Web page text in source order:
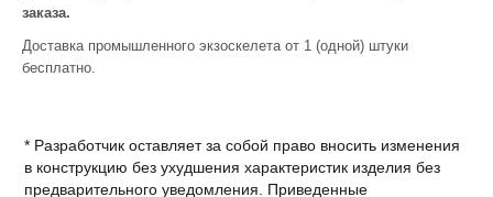
заказа.
Доставка промышленного экзоскелета от 1 (одной) штуки
бесплатно.
* Разработчик оставляет за собой право вносить изменения
в конструкцию без ухудшения характеристик изделия без
предварительного уведомления. Приведенные